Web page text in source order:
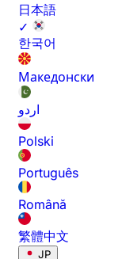
日本語
✓
한국어
Македонски
اردو
Polski
Português
Română
繁體中文
JP